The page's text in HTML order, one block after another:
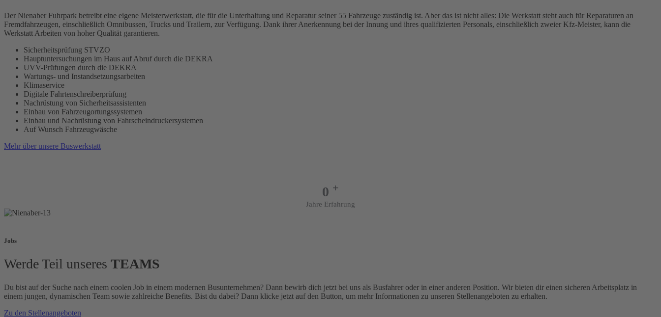
Der Nienaber Fuhrpark betreibt eine eigene Meisterwerkstatt, die für die Unterhaltung und Reparatur seiner 55 Fahrzeuge zuständig ist. Aber das ist nicht alles: Die Werkstatt steht auch für Reparaturen an
Fremdfahrzeugen, einschließlich Omnibussen, Trucks und Trailern, zur Verfügung. Dank ihrer Anerkennung bei der Innung und ihres qualifizierten Personals, einschließlich zweier Kfz-Meister, kann die
Werkstatt Arbeiten von hoher Qualität garantieren.
Sicherheitsprüfung STVZO
Hauptuntersuchungen im Haus auf Abruf durch die DEKRA
UVV-Prüfungen durch die DEKRA
Wartungs- und Instandsetzungsarbeiten
Klimaservice
Digitale Fahrtenschreiberprüfung
Nachrüstung von Sicherheitsassistenten
Einbau von Fahrzeugortungssystemen
Einbau und Nachrüstung von Fahrscheindruckersystemen
Auf Wunsch Fahrzeugwäsche
Mehr über unsere Buswerkstatt
0 +
Jahre Erfahrung
Jobs
Werde Teil unseres TEAMS
Du bist auf der Suche nach einem coolen Job in einem modernen Busunternehmen? Dann bewirb dich jetzt bei uns als Busfahrer oder in einer anderen Position. Wir bieten dir einen sicheren Arbeitsplatz in
einem jungen, dynamischen Team sowie zahlreiche Benefits. Bist du dabei? Dann klicke jetzt auf den Button, um mehr Informationen zu unseren Stellenangeboten zu erhalten.
Zu den Stellenangeboten